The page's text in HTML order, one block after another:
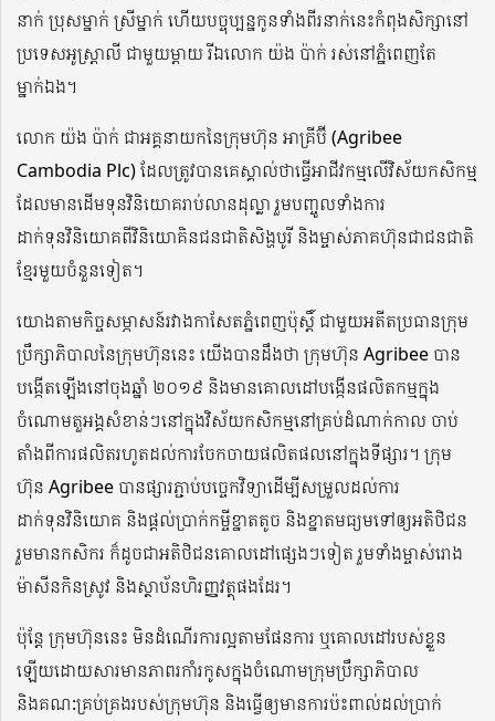
នាក់ ប្រុសម្នាក់ ស្រីម្នាក់ ហើយបច្ចុប្បន្នកូនទាំងពីរនាក់នេះកំពុងសិក្សានៅ
ប្រទេសអូស្ត្រាលី ជាមួយម្តាយ រីឯលោក យ៉ង ប៉ាក់ រស់នៅភ្នំពេញតែ
ម្នាក់ឯង។
លោក យ៉ង ប៉ាក់ ជាអគ្គនាយកនៃក្រុមហ៊ុន អាគ្រីប៊ី (Agribee
Cambodia Plc) ដែលត្រូវបានគេស្គាល់ថាធ្វើអាជីវកម្មលើវិស័យកសិកម្ម
ដែលមានដើមទុនវិនិយោគរាប់លានដុល្លា រួមបញ្ចូលទាំងការ
ដាក់ទុនវិនិយោគពីវិនិយោគិនជនជាតិសិង្ហបូរី និងម្ចាស់ភាគហ៊ុនជាជនជាតិ
ខ្មែរមួយចំនួនទៀត។
យោងតាមកិច្ចសម្ភាសន៍រវាងកាសែតភ្នំពេញប៉ុស្តិ៍ ជាមួយអតីតប្រធានក្រុម
ប្រឹក្សាភិបាលនៃក្រុមហ៊ុននេះ យើងបានដឹងថា ក្រុមហ៊ុន Agribee បាន
បង្កើតឡើងនៅចុងឆ្នាំ ២០១៩ និងមានគោលដៅបង្កើនផលិតកម្មក្នុង
ចំណោមតួអង្គសំខាន់ៗនៅក្នុងវិស័យកសិកម្មនៅគ្រប់ដំណាក់កាល ចាប់
តាំងពីការផលិតរហូតដល់ការចែកចាយផលិតផលនៅក្នុងទីផ្សារ។ ក្រុម
ហ៊ុន Agribee បានផ្សារភ្ជាប់បច្ចេកវិទ្យាដើម្បីសម្រួលដល់ការ
ដាក់ទុនវិនិយោគ និងផ្តល់ប្រាក់កម្ចីខ្នាតតូច និងខ្នាតមធ្យមទៅឲ្យអតិថិជន
រួមមានកសិករ ក៏ដូចជាអតិថិជនគោលដៅផ្សេងៗទៀត រួមទាំងម្ចាស់រោង
ម៉ាសីនកិនស្រូវ និងស្ថាប័នហិរញ្ញវត្ថុផងដែរ។
ប៉ុន្តែ ក្រុមហ៊ុននេះ មិនដំណើរការល្អតាមផែនការ ឬគោលដៅរបស់ខ្លួន
ឡើយដោយសារមានភាពរកាំរកូសក្នុងចំណោមក្រុមប្រឹក្សាភិបាល
និងគណ:គ្រប់គ្រងរបស់ក្រុមហ៊ុន និងធ្វើឲ្យមានការប៉ះពាល់ដល់ប្រាក់